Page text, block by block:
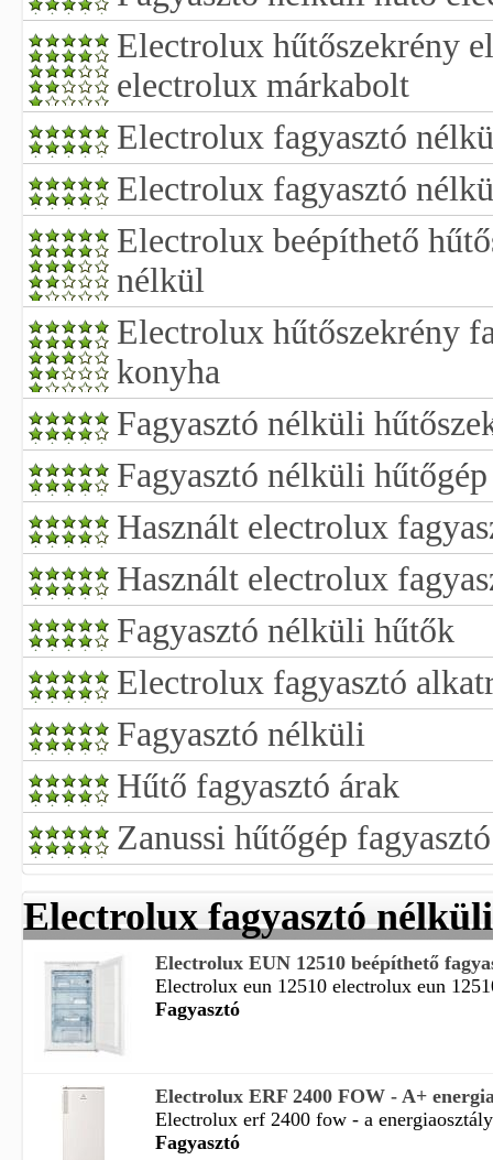
Electrolux hűtőszekrény
electrolux márkabolt
Electrolux fagyasztó
Electrolux fagyasztó
Electrolux beépíthető
nélkül
Electrolux hűtőszekrény
konyha
Fagyasztó nélküli
Fagyasztó nélküli hűtőgép
Használt electrolux
Használt electrolux
Fagyasztó nélküli hűtők
Electrolux fagyasztó
Fagyasztó nélküli
Hűtő fagyasztó árak
Zanussi hűtőgép
Electrolux fagyasztó
Electrolux EUN 12510 beépíthető
Electrolux eun 12510 electrolux eun
Fagyasztó
Electrolux ERF 2400 FOW - A+
Electrolux erf 2400 fow - a
Fagyasztó